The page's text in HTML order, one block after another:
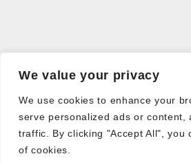
We value your privacy
We use cookies to enhance your
serve personalized ads or content,
traffic. By clicking "Accept All", you
of cookies.